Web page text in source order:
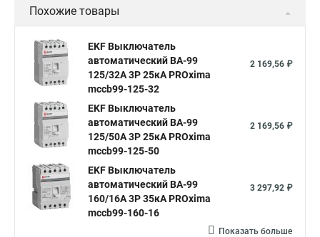
Похожие товары
EKF Выключатель
автоматический ВА-99
125/32А 3P 25кА PROxima
mccb99-125-32
2 169,56 ₽
EKF Выключатель
автоматический ВА-99
125/50А 3P 25кА PROxima
mccb99-125-50
2 169,56 ₽
EKF Выключатель
автоматический ВА-99
160/16А 3P 35кА PROxima
mccb99-160-16
3 297,92 ₽
Показать больше